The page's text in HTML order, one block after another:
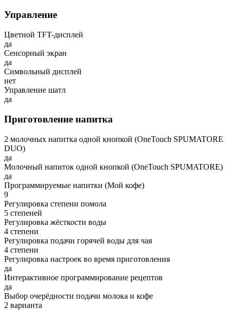
Управление
Цветной TFT-дисплей
да
Сенсорный экран
да
Символьный дисплей
нет
Управление шатл
да
Приготовление напитка
2 молочных напитка одной кнопкой (OneTouch SPUMATORE
DUO)
да
Молочный напиток одной кнопкой (OneTouch SPUMATORE)
да
Программируемые напитки (Мой кофе)
9
Регулировка степени помола
5 степеней
Регулировка жёсткости воды
4 степени
Регулировка подачи горячей воды для чая
4 степени
Регулировка настроек во время приготовления
да
Интерактивное программирование рецептов
да
Выбор очерёдности подачи молока и кофе
2 варианта